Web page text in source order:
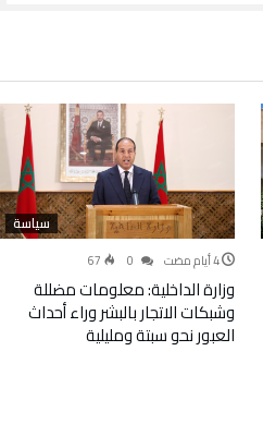
سياسة
67
وزارة الداخلية: معلومات مضللة
وشبكات الاتجار بالبشر وراء أحداث
العبور نحو سبتة ومليلية